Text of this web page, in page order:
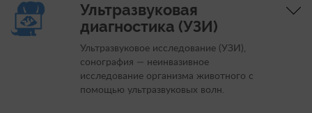
Ультразвуковая
диагностика (УЗИ)
Ультразвуковое исследование (УЗИ),
сонография — неинвазивное
исследование организма животного с
помощью ультразвуковых волн.